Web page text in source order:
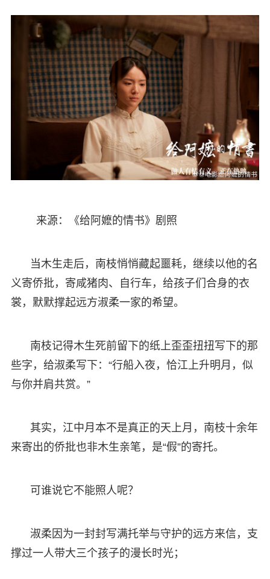
来源：《给阿嬷的情书》剧照
当木生走后，南枝悄悄藏起噩耗，继续以他的名
义寄侨批，寄咸猪肉、自行车，给孩子们合身的衣
裳，默默撑起远方淑柔一家的希望。
南枝记得木生死前留下的纸上歪歪扭扭写下的那
些字，给淑柔写下：“行船入夜，恰江上升明月，似
与你并肩共赏。”
其实，江中月本不是真正的天上月，南枝十余年
来寄出的侨批也非木生亲笔，是“假”的寄托。
可谁说它不能照人呢？
淑柔因为一封封写满托举与守护的远方来信，支
撑过一人带大三个孩子的漫长时光；